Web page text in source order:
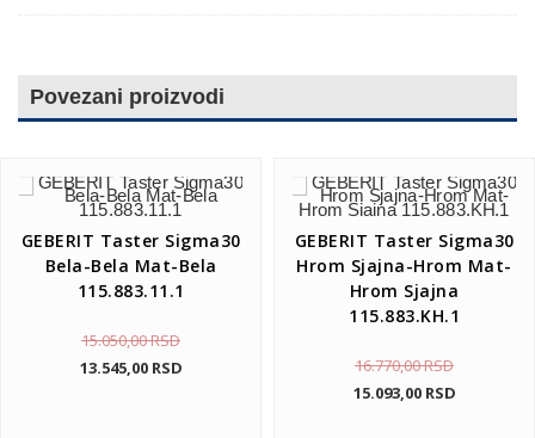
Povezani proizvodi
GEBERIT Taster Sigma30
Bela-Bela Mat-Bela
115.883.11.1
15.050,00RSD
13.545,00 RSD
GEBERIT Taster Sigma30
Hrom Sjajna-Hrom Mat-
Hrom Sjajna
115.883.KH.1
16.770,00RSD
15.093,00 RSD